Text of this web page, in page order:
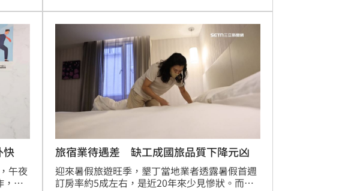
與組
。
訊學群2.45%，而財經與法政學群的缺額率也不
到3%，顯示不同領域科系的熱度落差明顯。
快
午夜
，薪
旅宿業待遇差 缺工成國旅品質下降元凶
迎來暑假旅遊旺季，墾丁當地業者透露暑假首週
訂房率約5成左右，是近20年來少見慘狀。而晶